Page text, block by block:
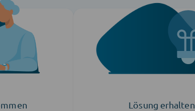
Lösung erhalten